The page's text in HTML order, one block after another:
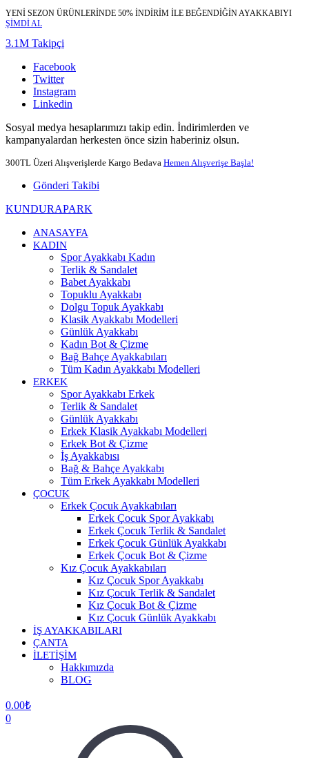
YENİ SEZON ÜRÜNLERİNDE 50% İNDİRİM İLE BEĞENDİĞİN AYAKKABIYI
ŞİMDİ AL
3.1M Takipçi
Facebook
Twitter
Instagram
Linkedin
Sosyal medya hesaplarımızı takip edin. İndirimlerden ve
kampanyalardan herkesten önce sizin haberiniz olsun.
300TL Üzeri Alışverişlerde Kargo Bedava Hemen Alışverişe Başla!
Gönderi Takibi
KUNDURAPARK
ANASAYFA
KADIN
Spor Ayakkabı Kadın
Terlik & Sandalet
Babet Ayakkabı
Topuklu Ayakkabı
Dolgu Topuk Ayakkabı
Klasik Ayakkabı Modelleri
Günlük Ayakkabı
Kadın Bot & Çizme
Bağ Bahçe Ayakkabıları
Tüm Kadın Ayakkabı Modelleri
ERKEK
Spor Ayakkabı Erkek
Terlik & Sandalet
Günlük Ayakkabı
Erkek Klasik Ayakkabı Modelleri
Erkek Bot & Çizme
İş Ayakkabısı
Bağ & Bahçe Ayakkabı
Tüm Erkek Ayakkabı Modelleri
ÇOCUK
Erkek Çocuk Ayakkabıları
Erkek Çocuk Spor Ayakkabı
Erkek Çocuk Terlik & Sandalet
Erkek Çocuk Günlük Ayakkabı
Erkek Çocuk Bot & Çizme
Kız Çocuk Ayakkabıları
Kız Çocuk Spor Ayakkabı
Kız Çocuk Terlik & Sandalet
Kız Çocuk Bot & Çizme
Kız Çocuk Günlük Ayakkabı
İŞ AYAKKABILARI
ÇANTA
İLETİŞİM
Hakkımızda
BLOG
0.00₺
0